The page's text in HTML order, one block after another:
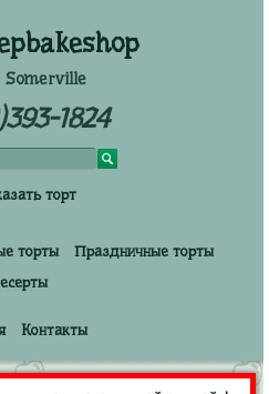
Somerville
1824
торт
торты
Праздничные торты
Контакты